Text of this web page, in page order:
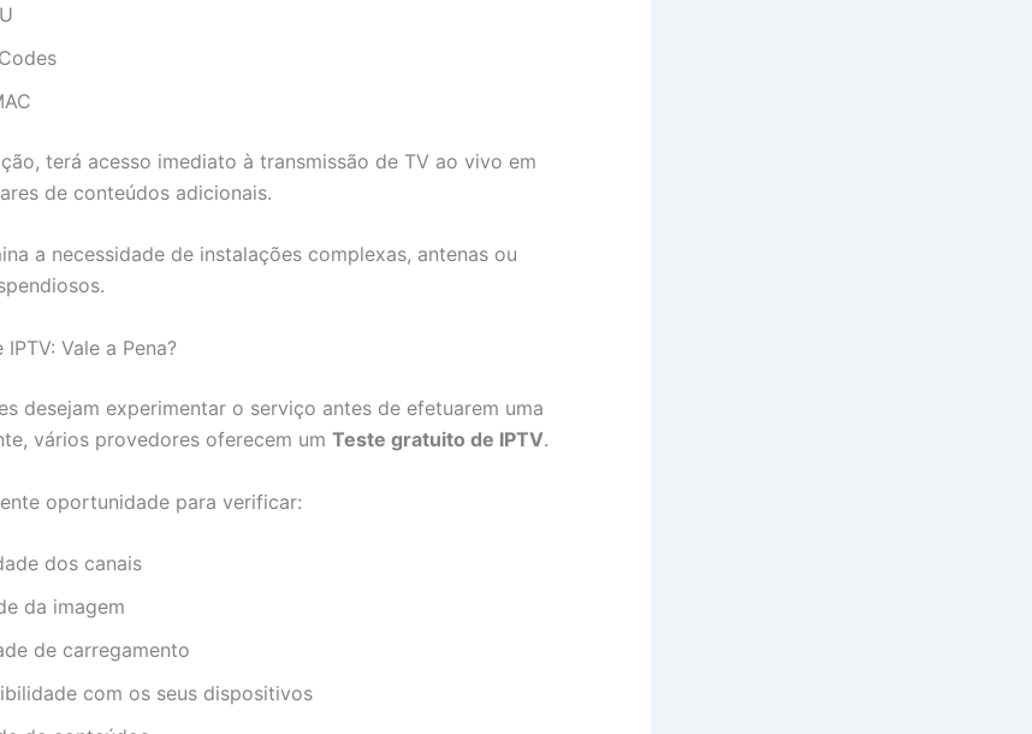
terá acesso imediato à transmissão de TV ao vivo em
de conteúdos adicionais.
a necessidade de instalações complexas, antenas ou
Vale a Pena?
desejam experimentar o serviço antes de efetuarem uma
vários provedores oferecem um Teste gratuito de IPTV.
oportunidade para verificar:
dos canais
da imagem
de carregamento
com os seus dispositivos